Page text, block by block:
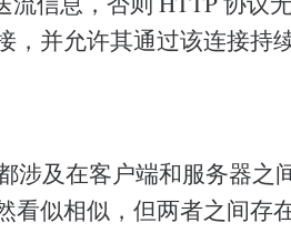
，并允许其通过该连接持
涉及在客户端和服务器之
看似相似，但两者之间存